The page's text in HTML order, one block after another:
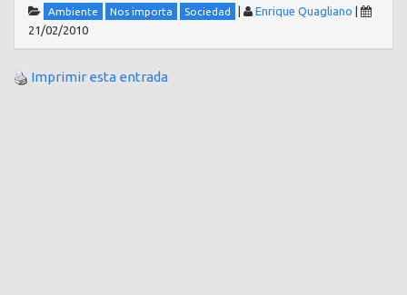
Ambiente Nos importa Sociedad | Enrique Quagliano |
21/02/2010
Imprimir esta entrada